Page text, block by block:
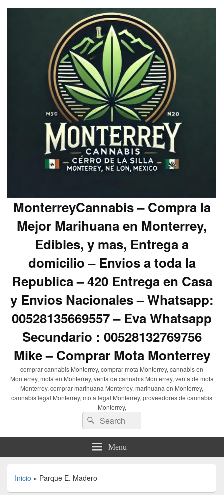
MonterreyCannabis – Compra la
Mejor Marihuana en Monterrey,
Edibles, y mas, Entrega a
domicilio – Envios a toda la
Republica – 420 Entrega en Casa
y Envios Nacionales – Whatsapp:
00528135669557 – Eva Whatsapp
Secundario : 00528132769756
Mike – Comprar Mota Monterrey
comprar cannabis Monterrey, comprar mota Monterrey, cannabis en
Monterrey, mota en Monterrey, venta de cannabis Monterrey, venta de mota
Monterrey, comprar marihuana Monterrey, marihuana en Monterrey,
cannabis legal Monterrey, mota legal Monterrey, proveedores de cannabis
Monterrey,
Search
for:
Search
Menu
Inicio » Parque E. Madero